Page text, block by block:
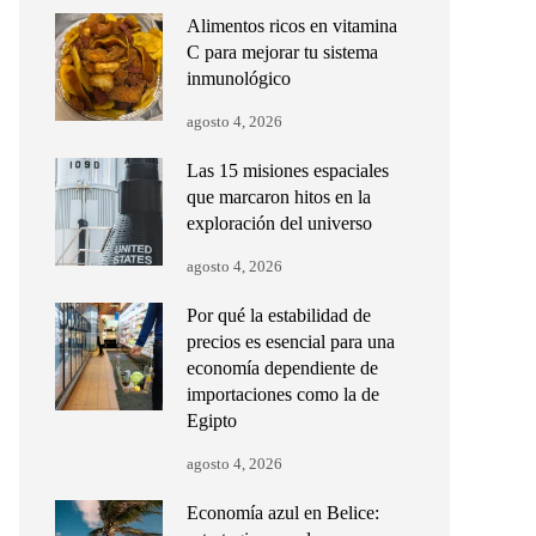
Alimentos ricos en vitamina
C para mejorar tu sistema
inmunológico
agosto 4, 2026
Las 15 misiones espaciales
que marcaron hitos en la
exploración del universo
agosto 4, 2026
Por qué la estabilidad de
precios es esencial para una
economía dependiente de
importaciones como la de
Egipto
agosto 4, 2026
Economía azul en Belice: